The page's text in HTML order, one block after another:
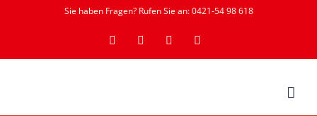
springen
Sie haben Fragen? Rufen Sie an: 0421-54 98 618
YouTubeInstagramFacebook